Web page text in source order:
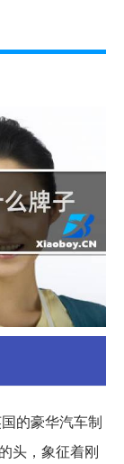
的豪华汽车制
头，象征着刚